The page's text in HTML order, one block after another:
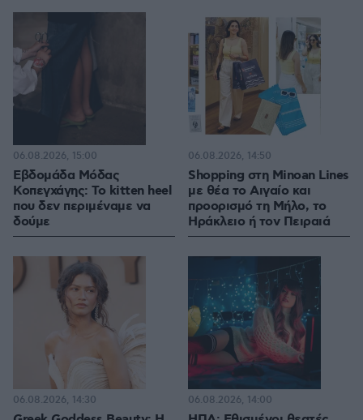
Εβδομάδα Μόδας
Κοπεγχάγης: Το kitten heel
που δεν περιμέναμε να
δούμε
06.08.2026, 15:00
Shopping στη Minoan Lines
με θέα το Αιγαίο και
προορισμό τη Μήλο, το
Ηράκλειο ή τον Πειραιά
06.08.2026, 14:50
06.08.2026, 14:30 06.08.2026, 14:00